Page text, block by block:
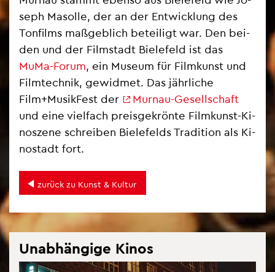
seph Ma­sol­le, der an der Ent­wick­lung des
Ton­films ma­ß­geb­lich be­tei­ligt war. Den bei­
den und der Film­stadt Bie­le­feld ist das
MuMa-Forum, ein Mu­se­um für Film­kunst und
Film­tech­nik, ge­wid­met. Das jähr­li­che
Film+Mu­sik­Fest der
Mur­n­au-Ge­sell­schaft
und eine viel­fach preis­ge­krön­te Film­kunst-Ki­
no­sze­ne schrei­ben Bie­le­felds Tra­di­ti­on als Ki­
no­stadt fort.
zu­rück zu Kunst & Kul­tur
Un­ab­hän­gi­ge Kinos